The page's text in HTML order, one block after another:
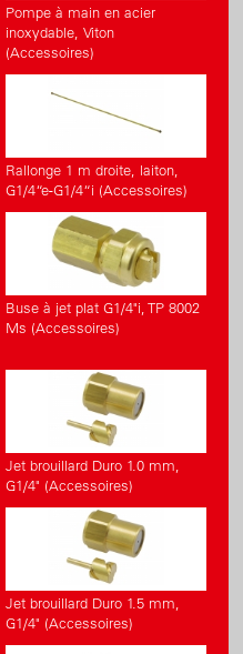
Pompe à main en acier
inoxydable, Viton
(Accessoires)
Rallonge 1 m droite, laiton,
G1/4“e-G1/4“i (Accessoires)
Buse à jet plat G1/4"i, TP 8002
Ms (Accessoires)
Jet brouillard Duro 1.0 mm,
G1/4" (Accessoires)
Jet brouillard Duro 1.5 mm,
G1/4" (Accessoires)